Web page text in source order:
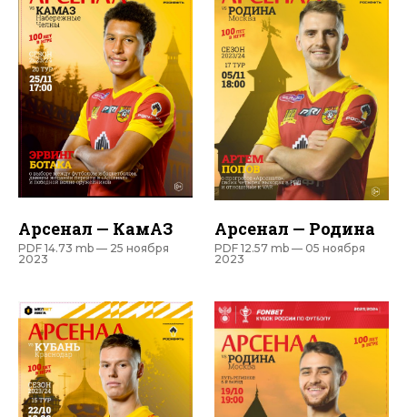
Арсенал — КамАЗ
PDF 14.73 mb — 25 ноября
2023
Арсенал — Родина
PDF 12.57 mb — 05 ноября
2023